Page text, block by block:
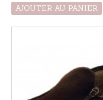
options
AJOUTER AU PANIER